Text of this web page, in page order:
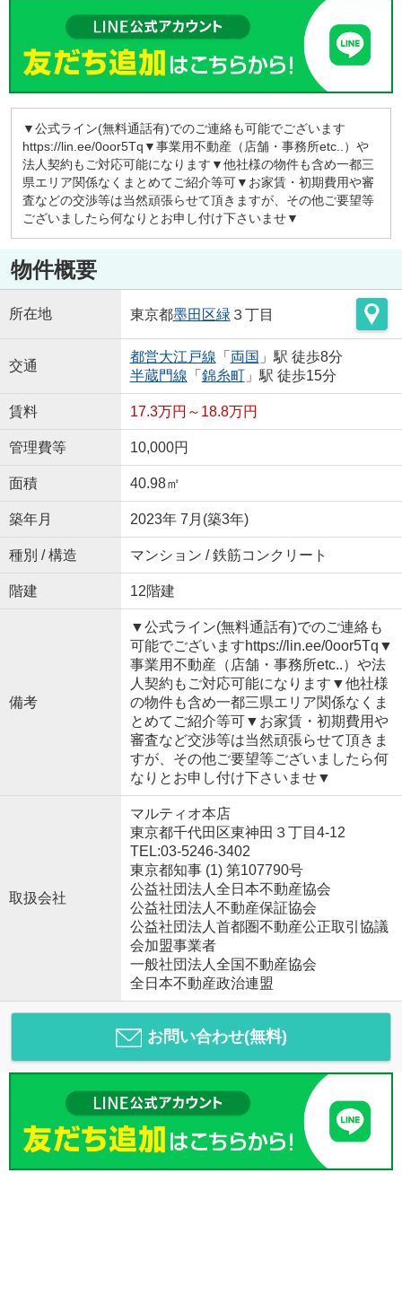
▼公式ライン(無料通話有)でのご連絡も可能でございます
https://lin.ee/0oor5Tq▼事業用不動産（店舗・事務所etc..）や
法人契約もご対応可能になります▼他社様の物件も含め一都三
県エリア関係なくまとめてご紹介等可▼お家賃・初期費用や審
査などの交渉等は当然頑張らせて頂きますが、その他ご要望等
ございましたら何なりとお申し付け下さいませ▼
物件概要
所在地 東京都墨田区緑 ３丁目
交通
都営大江戸線 「 両国 」駅 徒歩8分
半蔵門線 「 錦糸町」駅 徒歩15分
賃料 17.3万円～18.8万円
管理費等 10,000円
面積 40.98㎡
築年月 2023年 7月(築3年)
種別 / 構造 マンション / 鉄筋コンクリート
階建 12階建
備考
▼公式ライン(無料通話有)でのご連絡も
可能でございますhttps://lin.ee/0oor5Tq▼
事業用不動産（店舗・事務所etc..）や法
人契約もご対応可能になります▼他社様
の物件も含め一都三県エリア関係なくま
とめてご紹介等可▼お家賃・初期費用や
審査など交渉等は当然頑張らせて頂きま
すが、その他ご要望等ございましたら何
なりとお申し付け下さいませ▼
取扱会社
マルティオ本店
東京都千代田区東神田３丁目4-12
TEL:03-5246-3402
東京都知事 (1) 第107790号
公益社団法人全日本不動産協会
公益社団法人不動産保証協会
公益社団法人首都圏不動産公正取引協議
会加盟事業者
一般社団法人全国不動産協会
全日本不動産政治連盟
お問い合わせ(無料)